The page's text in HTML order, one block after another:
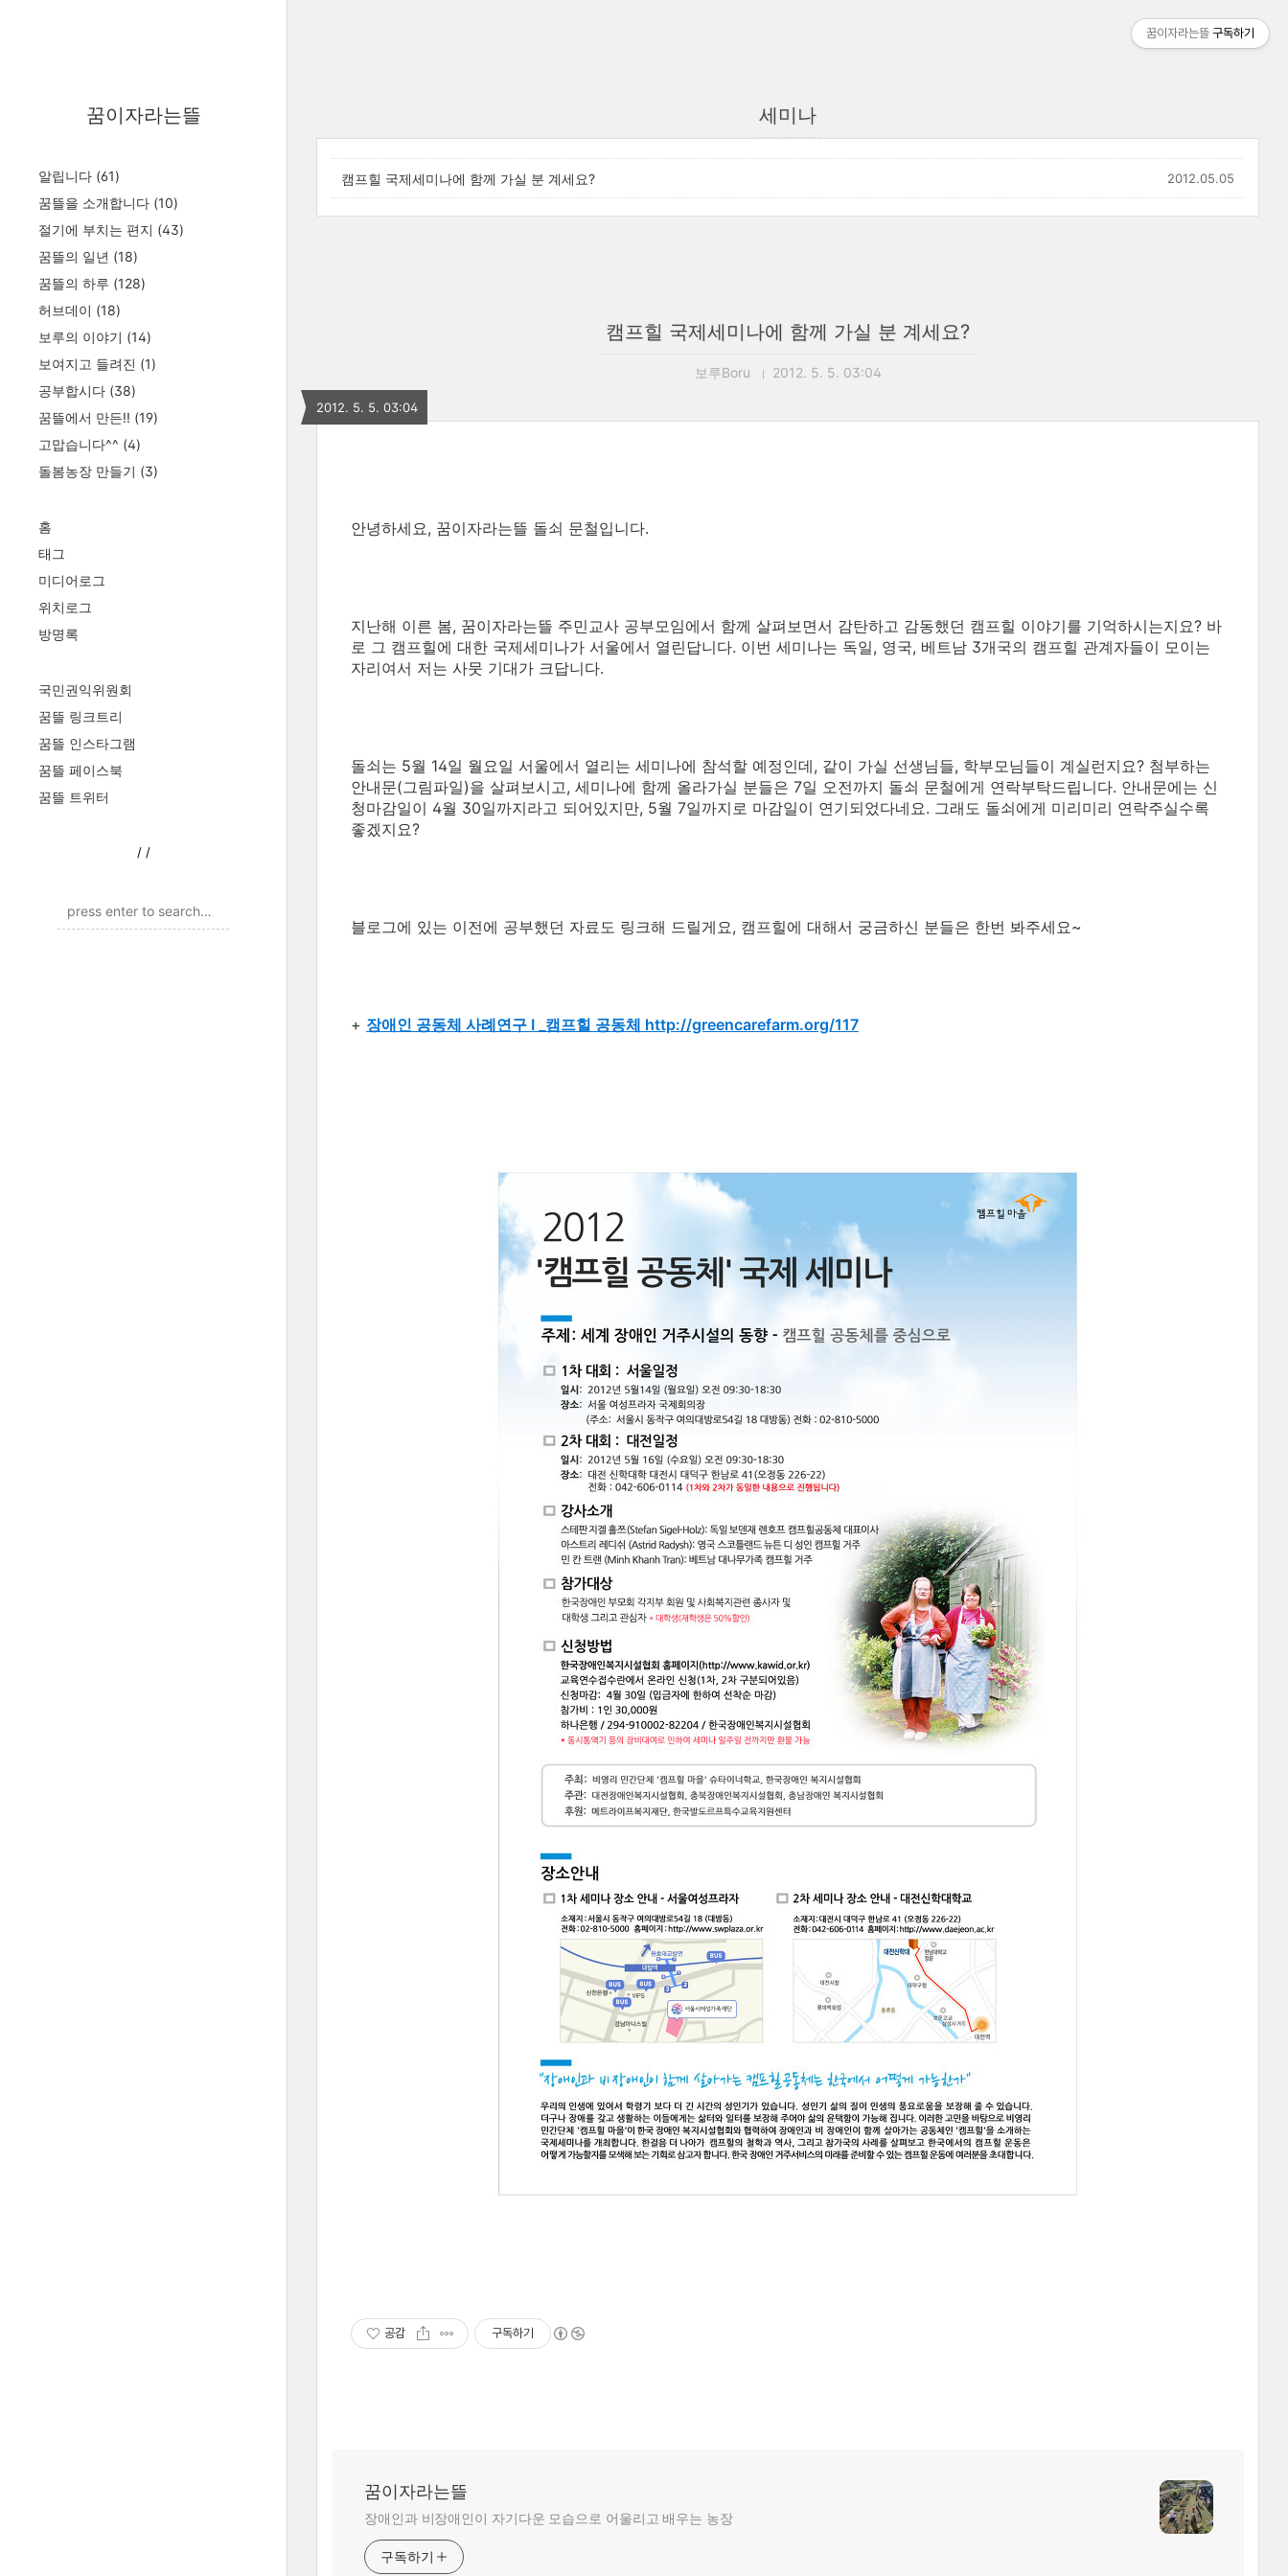
꿈이자라는뜰
알립니다 (61)
꿈뜰을 소개합니다 (10)
절기에 부치는 편지 (43)
꿈뜰의 일년 (18)
꿈뜰의 하루 (128)
허브데이 (18)
보루의 이야기 (14)
보여지고 들려진 (1)
공부합시다 (38)
꿈뜰에서 만든!! (19)
고맙습니다^^ (4)
돌봄농장 만들기 (3)
홈
태그
미디어로그
위치로그
방명록
국민권익위원회
꿈뜰 링크트리
꿈뜰 인스타그램
꿈뜰 페이스북
꿈뜰 트위터
/ /
세미나
캠프힐 국제세미나에 함께 가실 분 계세요? 2012.05.05
캠프힐 국제세미나에 함께 가실 분 계세요?
보루Boru 2012. 5. 5. 03:04
2012. 5. 5. 03:04
안녕하세요, 꿈이자라는뜰 돌쇠 문철입니다.
지난해 이른 봄, 꿈이자라는뜰 주민교사 공부모임에서 함께 살펴보면서 감탄하고 감동했던 캠프힐 이야기를 기억하시는지요? 바
로 그 캠프힐에 대한 국제세미나가 서울에서 열린답니다. 이번 세미나는 독일, 영국, 베트남 3개국의 캠프힐 관계자들이 모이는
자리여서 저는 사뭇 기대가 크답니다.
돌쇠는 5월 14일 월요일 서울에서 열리는 세미나에 참석할 예정인데, 같이 가실 선생님들, 학부모님들이 계실런지요? 첨부하는
안내문(그림파일)을 살펴보시고, 세미나에 함께 올라가실 분들은 7일 오전까지 돌쇠 문철에게 연락부탁드립니다. 안내문에는 신
청마감일이 4월 30일까지라고 되어있지만, 5월 7일까지로 마감일이 연기되었다네요. 그래도 돌쇠에게 미리미리 연락주실수록
좋겠지요?
블로그에 있는 이전에 공부했던 자료도 링크해 드릴게요, 캠프힐에 대해서 궁금하신 분들은 한번 봐주세요~
+ 장애인 공동체 사례연구 I _캠프힐 공동체 http://greencarefarm.org/117
공감 구독하기
꿈이자라는뜰
장애인과 비장애인이 자기다운 모습으로 어울리고 배우는 농장
구독하기
꿈이자라는뜰 구독하기